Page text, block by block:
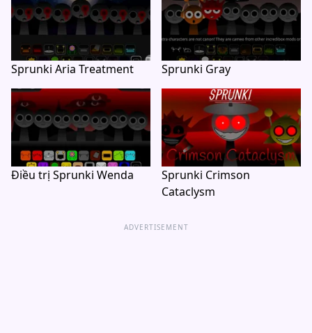
Sprunki Aria Treatment Sprunki Gray
Điều trị Sprunki Wenda
Sprunki Crimson
Cataclysm
ADVERTISEMENT